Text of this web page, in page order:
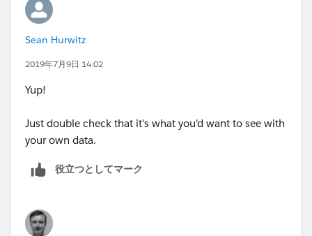
Sean Hurwitz
2019年7月9日 14:02
Yup!
Just double check that it's what you'd want to see with
your own data.
役立つとしてマーク